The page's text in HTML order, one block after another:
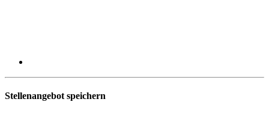
Stellenangebot speichern